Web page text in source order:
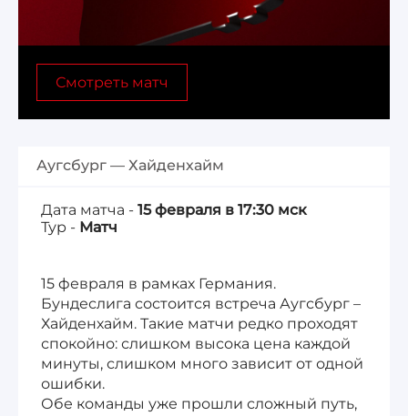
Лига 1, Чемпионат Франции
Бундеслига, Чемпионат Германии
Чемпионат Саудовской Аравии 25/26
Смотреть матч
Аугсбург — Хайденхайм
Дата матча - 15 февраля в 17:30 мск
Тур - Матч
15 февраля в рамках Германия.
Бундеслига состоится встреча Аугсбург –
Хайденхайм. Такие матчи редко проходят
спокойно: слишком высока цена каждой
минуты, слишком много зависит от одной
ошибки.
Обе команды уже прошли сложный путь,